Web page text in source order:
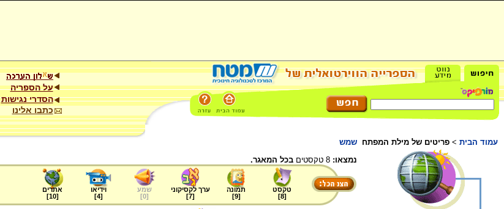
על הספריה
הסדרי נגישות
כתבו אלינו
עמוד הבית > פריטים של מילת המפתח שמש
נמצאו: בכל המאגר.
טקסט
[
8
]
תמונה
[
9
]
ערך לקסיקוני
[
7
]
שמע
[
0
]
וידיאו
[
4
]
אתרים
[
10
]